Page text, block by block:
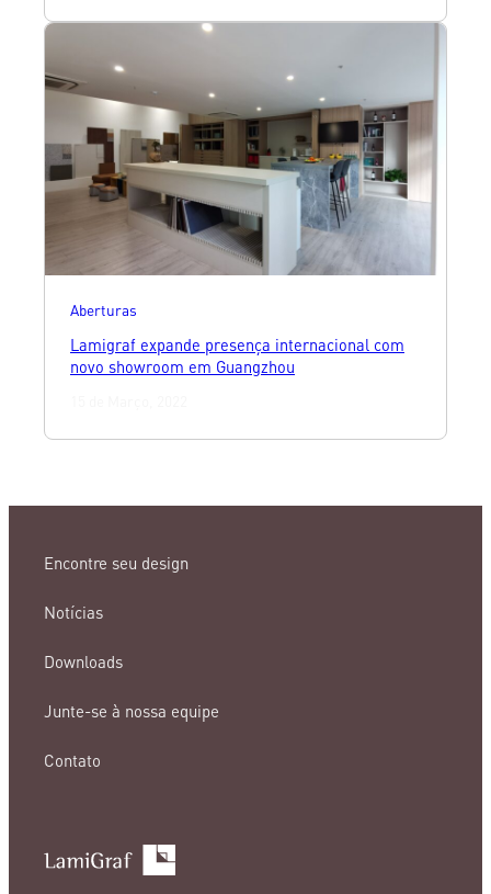
Aberturas
Lamigraf expande presença internacional com
novo showroom em Guangzhou
Encontre seu design
Notícias
Downloads
Junte-se à nossa equipe
Contato